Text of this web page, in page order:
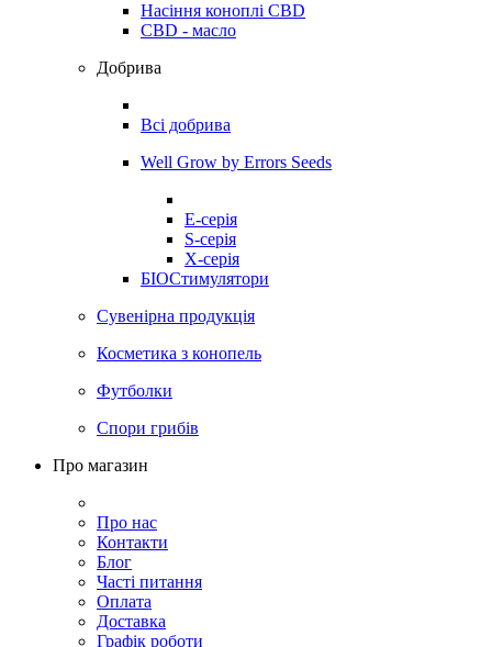
Насіння коноплі CBD
CBD - масло
Добрива
Всі добрива
Well Grow by Errors Seeds
E-серія
S-серія
X-серія
БІОСтимулятори
Сувенірна продукція
Косметика з конопель
Футболки
Спори грибів
Про магазин
Про нас
Контакти
Блог
Часті питання
Оплата
Доставка
Графік роботи